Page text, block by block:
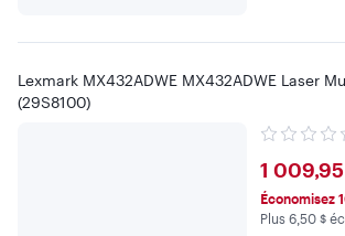
Lexmark MX432ADWE MX432ADWE Laser
(29S8100)
1 009,95
Économisez
Plus 6.5 $
Plus 6,50 $